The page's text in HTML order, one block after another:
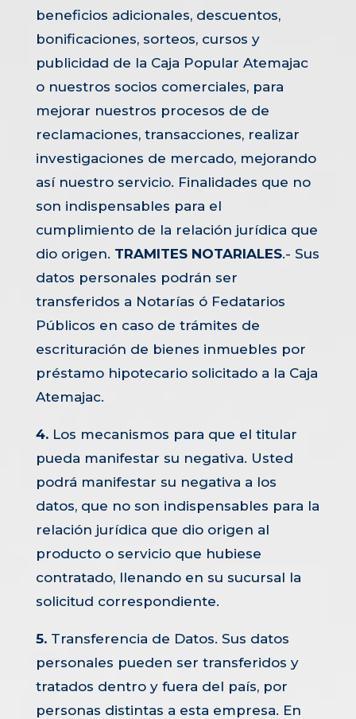
beneficios adicionales, descuentos,
bonificaciones, sorteos, cursos y
publicidad de la Caja Popular Atemajac
o nuestros socios comerciales, para
mejorar nuestros procesos de de
reclamaciones, transacciones, realizar
investigaciones de mercado, mejorando
así nuestro servicio. Finalidades que no
son indispensables para el
cumplimiento de la relación jurídica que
dio origen. TRAMITES NOTARIALES.- Sus
datos personales podrán ser
transferidos a Notarías ó Fedatarios
Públicos en caso de trámites de
escrituración de bienes inmuebles por
préstamo hipotecario solicitado a la Caja
Atemajac.
4.Los mecanismos para que el titular
pueda manifestar su negativa. Usted
podrá manifestar su negativa a los
datos, que no son indispensables para la
relación jurídica que dio origen al
producto o servicio que hubiese
contratado, llenando en su sucursal la
solicitud correspondiente.
5.Transferencia de Datos. Sus datos
personales pueden ser transferidos y
tratados dentro y fuera del país, por
personas distintas a esta empresa. En